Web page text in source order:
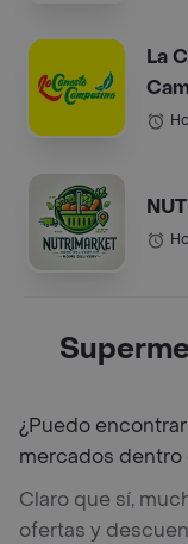
La
¿Puedo
mercados dentro
Claro que sí,
ofertas y